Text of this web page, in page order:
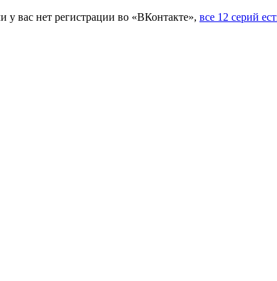
у вас нет регистрации во «ВКонтакте», все 12 серий